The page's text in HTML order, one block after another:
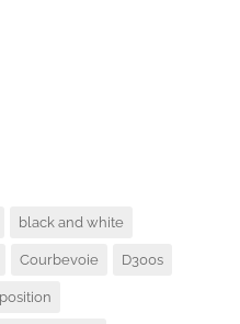
black and white
Courbevoie D300s